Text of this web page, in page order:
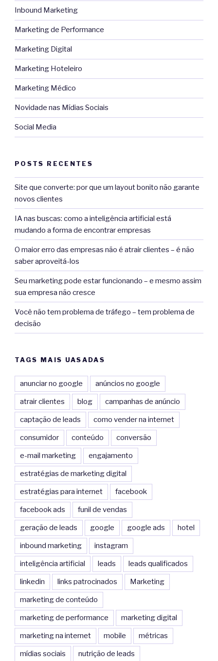
Inbound Marketing
Marketing de Performance
Marketing Digital
Marketing Hoteleiro
Marketing Médico
Novidade nas Mídias Sociais
Social Media
POSTS RECENTES
Site que converte: por que um layout bonito não garante
novos clientes
IA nas buscas: como a inteligência artificial está
mudando a forma de encontrar empresas
O maior erro das empresas não é atrair clientes – é não
saber aproveitá-los
Seu marketing pode estar funcionando – e mesmo assim
sua empresa não cresce
Você não tem problema de tráfego – tem problema de
decisão
TAGS MAIS UASADAS
anunciar no google anúncios no google
atrair clientes blog campanhas de anúncio
captação de leads como vender na internet
consumidor conteúdo conversão
e-mail marketing engajamento
estratégias de marketing digital
estratégias para internet facebook
facebook ads funil de vendas
geração de leads google google ads hotel
inbound marketing instagram
inteligência artificial leads leads qualificados
linkedin links patrocinados Marketing
marketing de conteúdo
marketing de performance marketing digital
marketing na internet mobile métricas
mídias sociais nutrição de leads